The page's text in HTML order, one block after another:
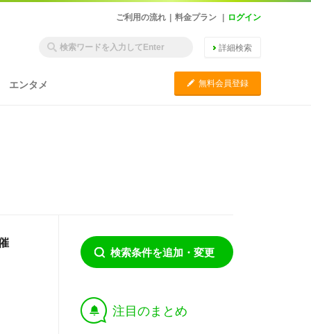
ご利用の流れ 料金プラン ログイン
詳細検索
エンタメ C 無料会員登録
検索条件を追加・変更
† 注目のまとめ